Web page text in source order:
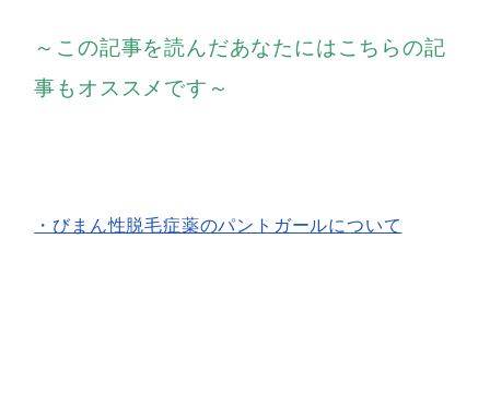
～この記事を読んだあなたにはこちらの記
事もオススメです～
・びまん性脱毛症薬のパントガールについて